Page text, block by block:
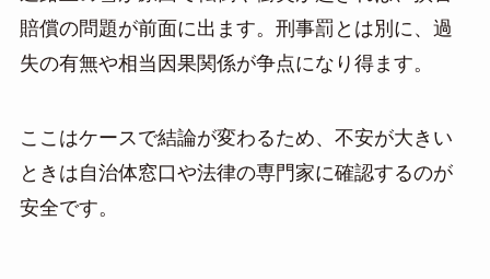
賠償の問題が前面に出ます。刑事罰とは別に、過
失の有無や相当因果関係が争点になり得ます。
ここはケースで結論が変わるため、不安が大きい
ときは自治体窓口や法律の専門家に確認するのが
安全です。